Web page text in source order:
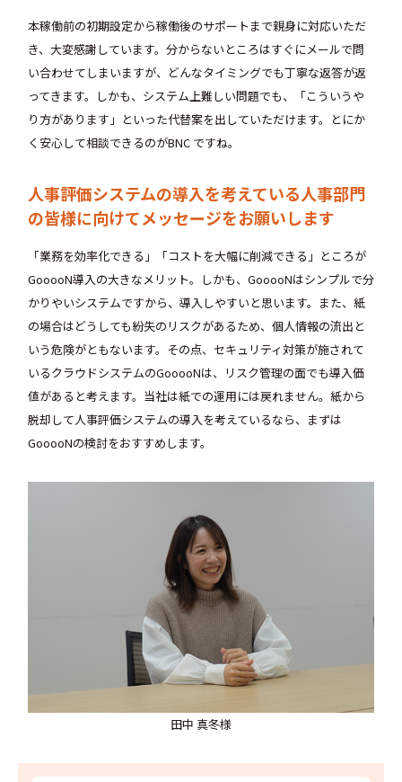
本稼働前の初期設定から稼働後のサポートまで親身に対応いただ
き、大変感謝しています。分からないところはすぐにメールで問
い合わせてしまいますが、どんなタイミングでも丁寧な返答が返
ってきます。しかも、システム上難しい問題でも、「こういうや
り方があります」といった代替案を出していただけます。とにか
く安心して相談できるのがBNC ですね。
人事評価システムの導入を考えている人事部門
の皆様に向けてメッセージをお願いします
「業務を効率化できる」「コストを大幅に削減できる」ところが
GooooN導入の大きなメリット。しかも、GooooNはシンプルで分
かりやいシステムですから、導入しやすいと思います。また、紙
の場合はどうしても紛失のリスクがあるため、個人情報の流出と
いう危険がともないます。その点、セキュリティ対策が施されて
いるクラウドシステムのGooooNは、リスク管理の面でも導入価
値があると考えます。当社は紙での運用には戻れません。紙から
脱却して人事評価システムの導入を考えているなら、まずは
GooooNの検討をおすすめします。
田中 真冬様